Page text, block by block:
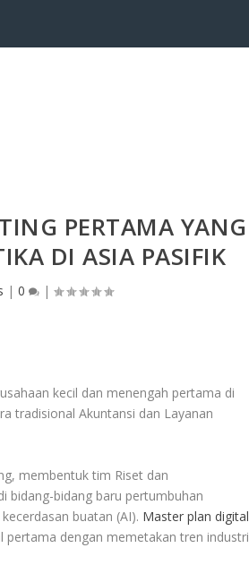
PERTAMA YANG
DI ASIA PASIFIK
|0 |
kecil dan menengah pertama di
tradisional Akuntansi dan Layanan
membentuk tim Riset dan
bidang-bidang baru pertumbuhan
buatan (AI). Master plan digital
pertama dengan memetakan tren industri